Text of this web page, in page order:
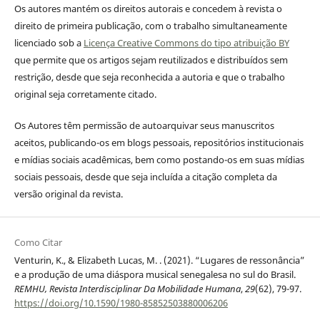
Os autores mantém os direitos autorais e concedem à revista o
direito de primeira publicação, com o trabalho simultaneamente
licenciado sob a Licença Creative Commons do tipo atribuição BY
que permite que os artigos sejam reutilizados e distribuídos sem
restrição, desde que seja reconhecida a autoria e que o trabalho
original seja corretamente citado.
Os Autores têm permissão de autoarquivar seus manuscritos
aceitos, publicando-os em blogs pessoais, repositórios institucionais
e mídias sociais acadêmicas, bem como postando-os em suas mídias
sociais pessoais, desde que seja incluída a citação completa da
versão original da revista.
Como Citar
Venturin, K., & Elizabeth Lucas, M. . (2021). “Lugares de ressonância”
e a produção de uma diáspora musical senegalesa no sul do Brasil.
REMHU, Revista Interdisciplinar Da Mobilidade Humana,29(62), 79-97.
https://doi.org/10.1590/1980-85852503880006206